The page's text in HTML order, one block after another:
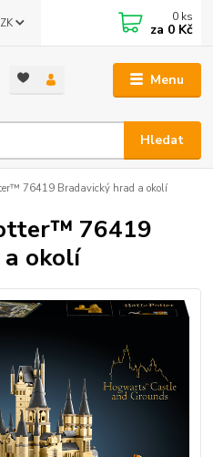
Menu
Hledat
0 ks
za 0 Kč
76419 Bradavický hrad a okolí
76419
okolí